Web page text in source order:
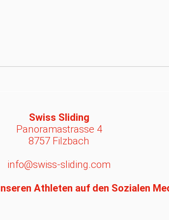
Swiss Sliding
Panoramastrasse 4
8757 Filzbach
info@swiss-sliding.com
Athleten auf den Sozialen